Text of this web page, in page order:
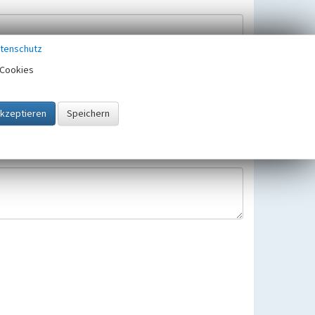
gespeichert und verwendet.
gültigen Europäischen